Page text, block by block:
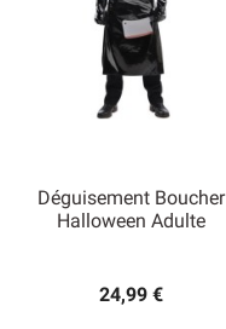
Déguisement Boucher
Halloween Adulte
24,99 €